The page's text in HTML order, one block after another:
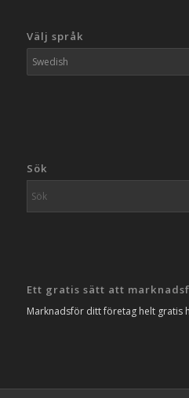
Välj språk
Sök
Ett gratis sätt att
Marknadsför ditt företag helt gratis